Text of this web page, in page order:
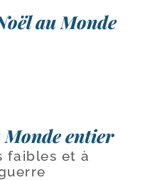
au Monde
Monde entier
faibles et à